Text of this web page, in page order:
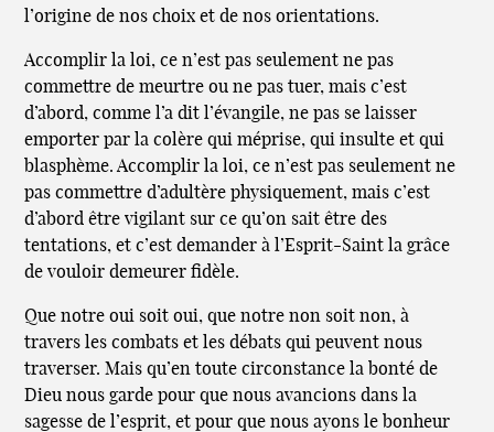
l’origine de nos choix et de nos orientations.
Accomplir la loi, ce n’est pas seulement ne pas
commettre de meurtre ou ne pas tuer, mais c’est
d’abord, comme l’a dit l’évangile, ne pas se laisser
emporter par la colère qui méprise, qui insulte et qui
blasphème. Accomplir la loi, ce n’est pas seulement ne
pas commettre d’adultère physiquement, mais c’est
d’abord être vigilant sur ce qu’on sait être des
tentations, et c’est demander à l’Esprit-Saint la grâce
de vouloir demeurer fidèle.
Que notre oui soit oui, que notre non soit non, à
travers les combats et les débats qui peuvent nous
traverser. Mais qu’en toute circonstance la bonté de
Dieu nous garde pour que nous avancions dans la
sagesse de l’esprit, et pour que nous ayons le bonheur